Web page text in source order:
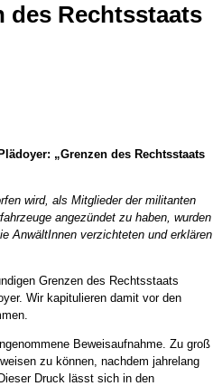
des Rechtsstaats
„Grenzen des Rechtsstaats
wird, als Mitglieder der militanten
angezündet zu haben, wurden
AnwältInnen verzichteten und erklären
Grenzen des Rechtsstaats
Wir kapitulieren damit vor den
Beweisaufnahme. Zu groß
zu können, nachdem jahrelang
Druck lässt sich in den